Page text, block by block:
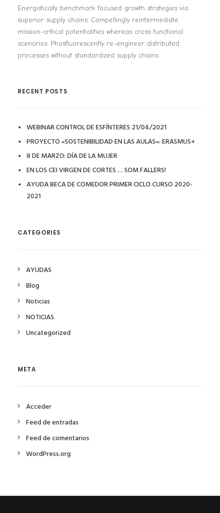
Energistically benchmark focused growth strategies via
superior supply chains. Compellingly reintermediate
mission-critical potentialities whereas cross functional
scenarios. Phosfluorescently re-engineer distributed
processes without standardized supply chains.
RECENT POSTS
WEBINAR CONTROL DE ESFÍNTERES 21/04/2021
PROYECTO «SOSTENIBILIDAD EN LAS AULAS»: ERASMUS+
8 DE MARZO: DÍA DE LA MUJER
EN LOS CEI VIRGEN DE CORTES … SOM FALLERS!
AYUDA BECA DE COMEDOR PRIMER CICLO CURSO 2020-
2021
CATEGORIES
AYUDAS
Blog
Noticias
NOTICIAS
Uncategorized
META
Acceder
Feed de entradas
Feed de comentarios
WordPress.org